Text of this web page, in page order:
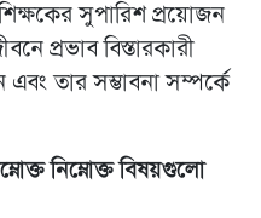
সুপারিশ প্রয়োজন
প্রভাব বিস্তারকারী
তার সম্ভাবনা সম্পর্কে
নিম্নোক্ত বিষয়গুলো